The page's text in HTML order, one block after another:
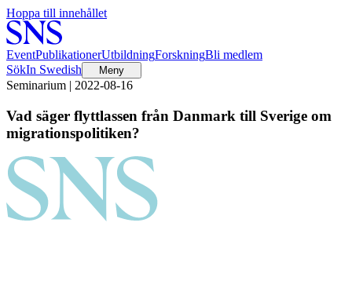
Hoppa till innehållet
EventPublikationerUtbildningForskningBli medlem
SökIn Swedish Meny
Seminarium | 2022-08-16
Vad säger flyttlassen från Danmark till Sverige om
migrationspolitiken?